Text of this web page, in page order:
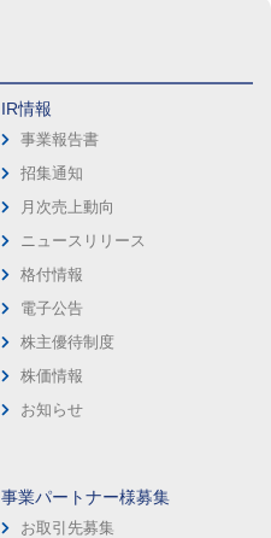
IR情報
事業報告書
招集通知
月次売上動向
ニュースリリース
格付情報
電子公告
株主優待制度
株価情報
お知らせ
事業パートナー様募集
お取引先募集